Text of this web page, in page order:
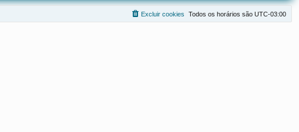
Todos os horários são UTC-03:00
Excluir cookies